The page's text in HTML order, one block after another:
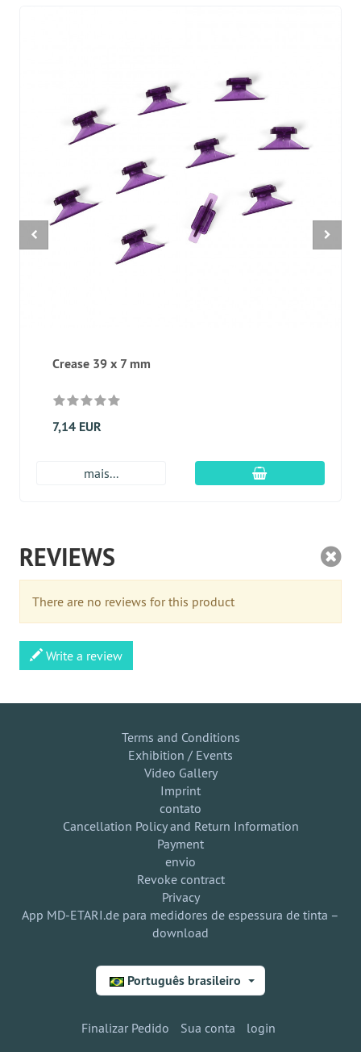
Crease 39 x 7 mm
7,14 EUR
mais... Adicionar ao
REVIEWS
There are no reviews for this product
Write a review
Terms and Conditions
Exhibition / Events
Video Gallery
Imprint
contato
Cancellation Policy and Return Information
Payment
envio
Revoke contract
Privacy
App MD-ETARI.de para medidores de espessura de tinta –
download
Português brasileiro
Finalizar Pedido Sua conta login